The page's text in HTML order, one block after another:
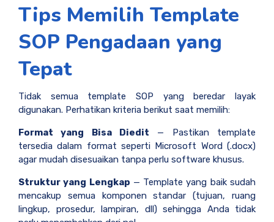
Tips Memilih Template
SOP Pengadaan yang
Tepat
Tidak semua template SOP yang beredar layak
digunakan. Perhatikan kriteria berikut saat memilih:
Format yang Bisa Diedit — Pastikan template
tersedia dalam format seperti Microsoft Word (.docx)
agar mudah disesuaikan tanpa perlu software khusus.
Struktur yang Lengkap — Template yang baik sudah
mencakup semua komponen standar (tujuan, ruang
lingkup, prosedur, lampiran, dll) sehingga Anda tidak